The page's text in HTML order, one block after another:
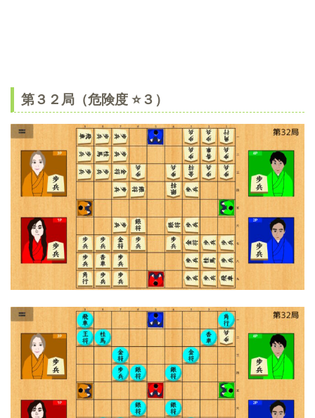
第３２局（危険度 ⭐️３）